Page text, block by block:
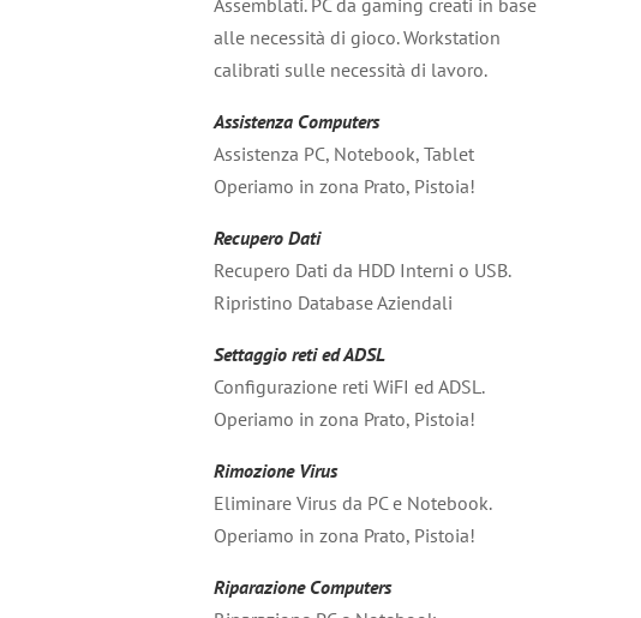
Assemblati. PC da gaming creati in base
alle necessità di gioco. Workstation
calibrati sulle necessità di lavoro.
Assistenza Computers
Assistenza PC, Notebook, Tablet
Operiamo in zona Prato, Pistoia!
Recupero Dati
Recupero Dati da HDD Interni o USB.
Ripristino Database Aziendali
Settaggio reti ed ADSL
Configurazione reti WiFI ed ADSL.
Operiamo in zona Prato, Pistoia!
Rimozione Virus
Eliminare Virus da PC e Notebook.
Operiamo in zona Prato, Pistoia!
Riparazione Computers